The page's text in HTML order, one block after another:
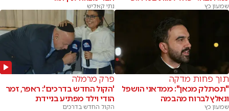
שמעון כץ נתי קאליש
תוך פחות מדקה
"תסתלק מכאן": ממדאני הושפל
ונאלץ לברוח מהבמה
שמעון כץ
פרק מרמלה
'הקול החדש בדרכים': ראפר, זמר
הודי וילד מפתיע בניידת
הקול החדש בדרכים